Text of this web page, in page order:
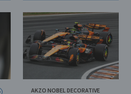
AKZO NOBEL DECORATIVE